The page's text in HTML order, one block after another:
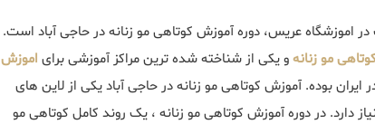
اموزشگاه عریس، دوره آموزش کوتاهی مو زنانه در حاجی آباد است.
مو زنانهو یکی از شناخته شده ترین مراکز آموزشی برای اموزش
بوده. آموزش کوتاهی مو زنانه در حاجی آباد یکی از لاین های
دارد. در دوره آموزش کوتاهی مو زنانه ، یک روند کامل کوتاهی مو